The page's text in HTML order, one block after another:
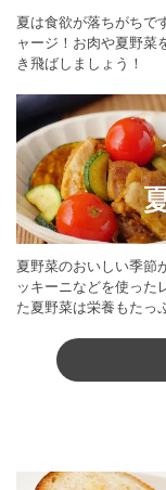
夏は食欲が落ちがちで
ャージ！お肉や夏野菜
き飛ばしましょう！
夏野菜のおいしい季節
ッキーニなどを使った
た夏野菜は栄養もたっ